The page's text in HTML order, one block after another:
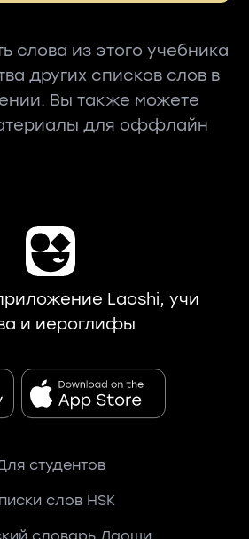
слова из этого учебника
других списков слов в
Вы также можете
для оффлайн
Laoshi, учи
и иероглифы
студентов
слов HSK